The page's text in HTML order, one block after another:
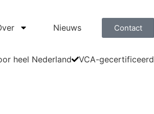
Nieuws Contact
heel Nederland VCA-gecertificeerd